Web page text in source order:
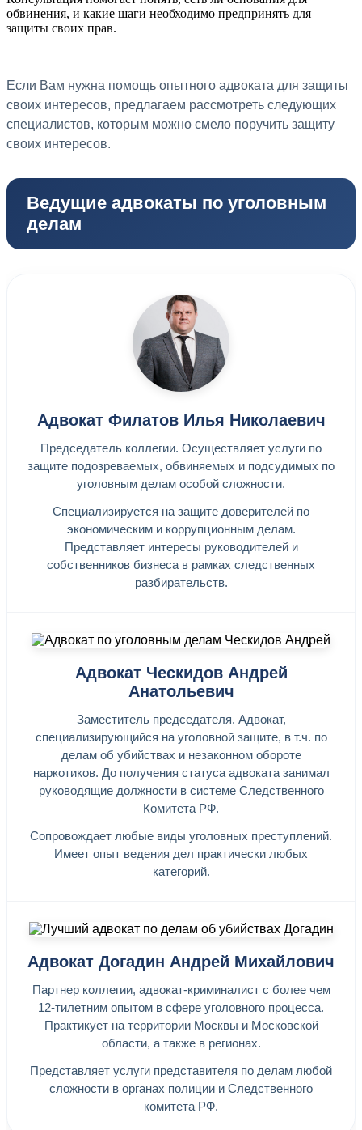
обвинения, и какие шаги необходимо предпринять для
защиты своих прав.
Если Вам нужна помощь опытного адвоката для защиты
своих интересов, предлагаем рассмотреть следующих
специалистов, которым можно смело поручить защиту
своих интересов.
Ведущие адвокаты по уголовным
делам
Адвокат Филатов Илья Николаевич
Председатель коллегии. Осуществляет услуги по
защите подозреваемых, обвиняемых и подсудимых по
уголовным делам особой сложности.
Специализируется на защите доверителей по
экономическим и коррупционным делам.
Представляет интересы руководителей и
собственников бизнеса в рамках следственных
разбирательств.
Адвокат Ческидов Андрей
Анатольевич
Заместитель председателя. Адвокат,
специализирующийся на уголовной защите, в т.ч. по
делам об убийствах и незаконном обороте
наркотиков. До получения статуса адвоката занимал
руководящие должности в системе Следственного
Комитета РФ.
Сопровождает любые виды уголовных преступлений.
Имеет опыт ведения дел практически любых
категорий.
Адвокат Догадин Андрей Михайлович
Партнер коллегии, адвокат-криминалист с более чем
12-тилетним опытом в сфере уголовного процесса.
Практикует на территории Москвы и Московской
области, а также в регионах.
Представляет услуги представителя по делам любой
сложности в органах полиции и Следственного
комитета РФ.